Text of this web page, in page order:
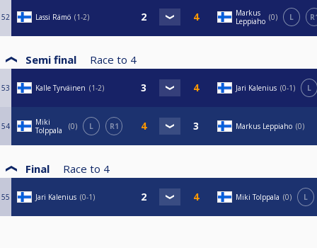
52 Lassi Rämö 1-2
Markus
Leppiaho 0 L
Semi final Race to 4
53 Kalle Tyrväinen 1-2 Jari Kalenius 0-1 L
54
Miki
Tolppala
0 L R1 Markus Leppiaho 0
Final Race to 4
55 Jari Kalenius 0-1 Miki Tolppala 0 L